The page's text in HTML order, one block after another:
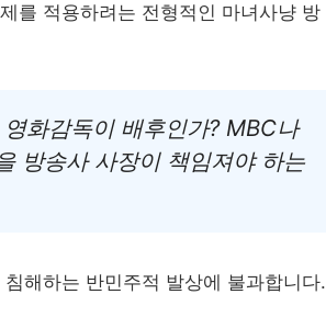
를 적용하려는 전형적인 마녀사냥 방
영화감독이 배후인가? MBC나
방송사 사장이 책임져야 하는
해하는 반민주적 발상에 불과합니다.